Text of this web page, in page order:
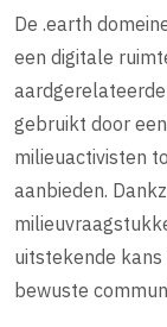
De .earth
een digitale
gebruikt door
milieuactivisten
aanbieden.
uitstekende
bewuste